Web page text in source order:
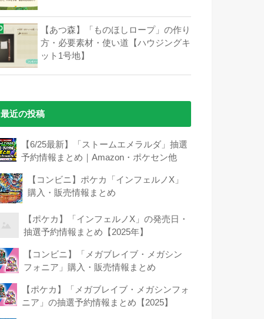
【あつ森】「ものほしロープ」の作り
方・必要素材・使い道【ハウジングキ
ット1号地】
最近の投稿
【6/25最新】「ストームエメラルダ」抽選
予約情報まとめ｜Amazon・ポケセン他
【コンビニ】ポケカ「インフェルノX」
購入・販売情報まとめ
【ポケカ】「インフェルノX」の発売日・
抽選予約情報まとめ【2025年】
【コンビニ】「メガブレイブ・メガシン
フォニア」購入・販売情報まとめ
【ポケカ】「メガブレイブ・メガシンフォ
ニア」の抽選予約情報まとめ【2025】